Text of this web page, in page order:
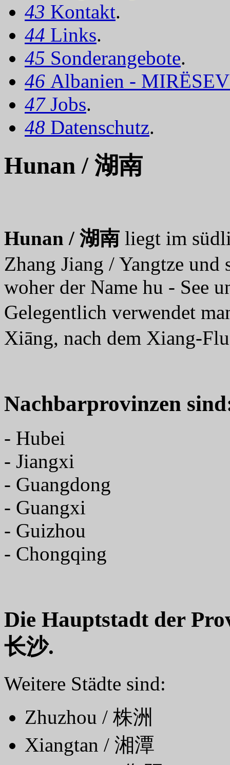
43 Kontakt.
44 Links.
45 Sonderangebote.
46 Albanien -
47 Jobs.
48 Datenschutz.
Hunan / 湖南
Hunan / 湖南 liegt im
Zhang Jiang / Yangtze und
woher der Name hu - See
Gelegentlich verwendet
Xiāng, nach dem Xiang-
Nachbarprovinzen
- Hubei
- Jiangxi
- Guangdong
- Guangxi
- Guizhou
- Chongqing
Die Hauptstadt der
长沙.
Weitere Städte sind:
Zhuzhou / 株洲
Xiangtan / 湘潭